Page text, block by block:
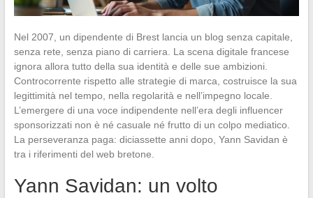
Nel 2007, un dipendente di Brest lancia un blog senza capitale,
senza rete, senza piano di carriera. La scena digitale francese
ignora allora tutto della sua identità e delle sue ambizioni.
Controcorrente rispetto alle strategie di marca, costruisce la sua
legittimità nel tempo, nella regolarità e nell’impegno locale.
L’emergere di una voce indipendente nell’era degli influencer
sponsorizzati non è né casuale né frutto di un colpo mediatico.
La perseveranza paga: diciassette anni dopo, Yann Savidan è
tra i riferimenti del web bretone.
Yann Savidan: un volto